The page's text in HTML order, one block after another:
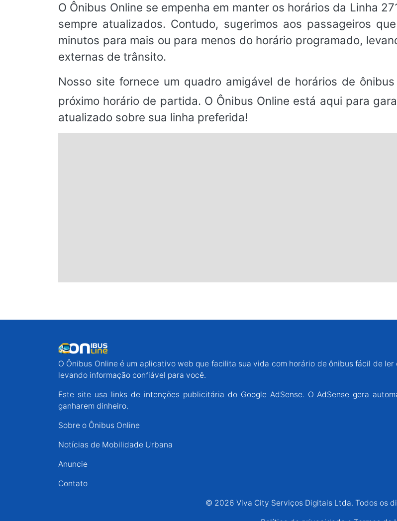
O Ônibus Online se empenha em manter os horários da Linha
sempre atualizados. Contudo, sugerimos aos passageiros
minutos para mais ou para menos do horário programado,
externas de trânsito.
Nosso site fornece um quadro amigável de horários de
próximo horário de partida. O Ônibus Online está aqui para
atualizado sobre sua linha preferida!
O Ônibus Online é um aplicativo web que facilita sua vida com horário de ônibus fácil de
levando informação confiável para você.
Este site usa links de intenções publicitária do Google AdSense. O AdSense gera
ganharem dinheiro.
Sobre o Ônibus Online
Notícias de Mobilidade Urbana
Anuncie
Contato
© 2026 Viva City Serviços Digitais Ltda. Todos os